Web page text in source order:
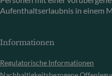
Aufenthaltserlaubnis in einem
Informationen
Regulatorische Informationen